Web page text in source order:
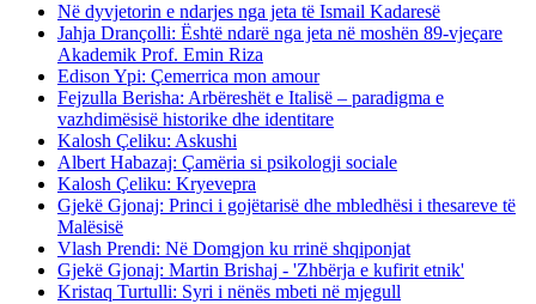
Në dyvjetorin e ndarjes nga jeta të Ismail Kadaresë
Jahja Drançolli: Është ndarë nga jeta në moshën 89-vjeçare
Akademik Prof. Emin Riza
Edison Ypi: Çemerrica mon amour
Fejzulla Berisha: Arbëreshët e Italisë – paradigma e
vazhdimësisë historike dhe identitare
Kalosh Çeliku: Askushi
Albert Habazaj: Çamëria si psikologji sociale
Kalosh Çeliku: Kryevepra
Gjekë Gjonaj: Princi i gojëtarisë dhe mbledhësi i thesareve të
Malësisë
Vlash Prendi: Në Domgjon ku rrinë shqiponjat
Gjekë Gjonaj: Martin Brishaj - 'Zhbërja e kufirit etnik'
Kristaq Turtulli: Syri i nënës mbeti në mjegull